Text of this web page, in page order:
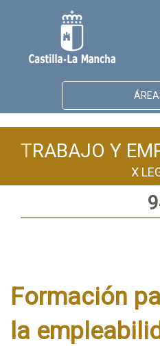
TRABAJO Y
X
Formación
la